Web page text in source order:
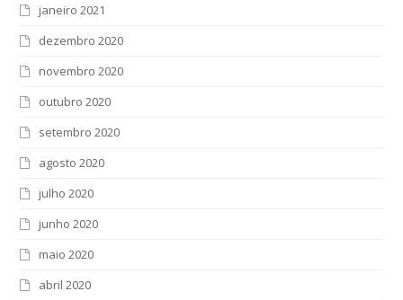
janeiro 2021
dezembro 2020
novembro 2020
outubro 2020
setembro 2020
agosto 2020
julho 2020
junho 2020
maio 2020
abril 2020